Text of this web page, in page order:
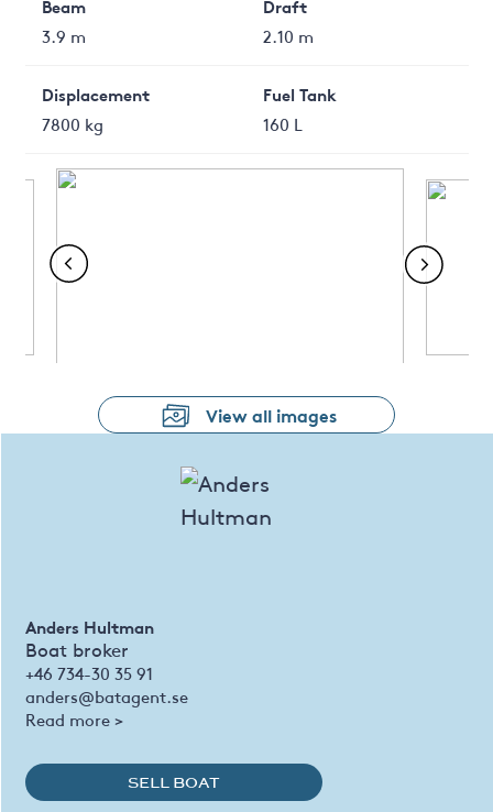
Beam
3.9 m
Draft
2.10 m
Displacement
7800 kg
Fuel Tank
160 L
View all images
Anders Hultman
Boat broker
+46 734-30 35 91
anders@batagent.se
Read more >
SELL BOAT